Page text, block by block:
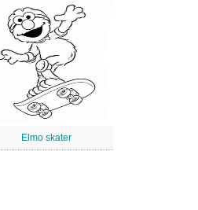
Elmo skater